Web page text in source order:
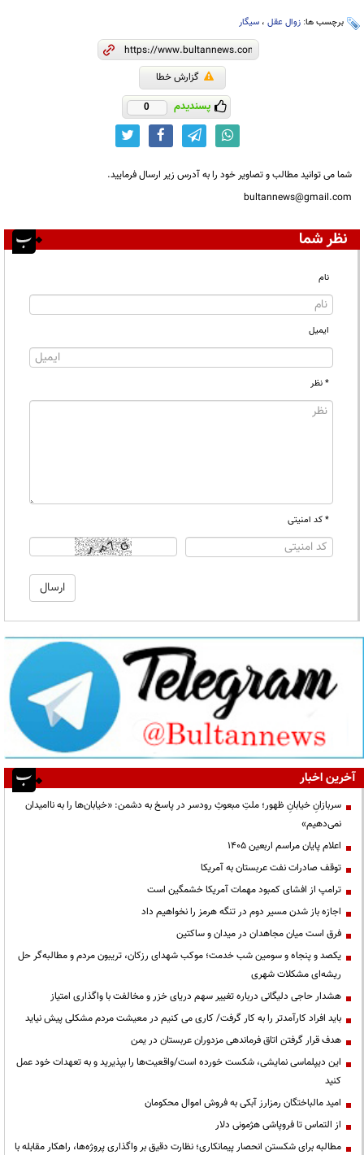
برچسب ها: زوال عقل ، سیگار
گزارش خطا
پسندیدم 0
شما می توانید مطالب و تصاویر خود را به آدرس زیر ارسال فرمایید.
bultannews@gmail.com
نظر شما
نام
ایمیل
* نظر
* کد امنیتی
آخرین اخبار
سربازانِ خیابانِ ظهور؛ ملتِ مبعوثِ رودسر در پاسخ به دشمن: «خیابان‌ها را به ناامیدان
نمی‌دهیم»
اعلام پایان مراسم اربعین ۱۴۰۵
توقف صادرات نفت عربستان به آمریکا
ترامپ از افشای کمبود مهمات آمریکا خشمگین است
اجازه باز شدن مسیر دوم در تنگه هرمز را نخواهیم داد
فرق است میان مجاهدان در میدان و ساکتین
یکصد و پنجاه و سومین شب خدمت؛ موکب شهدای رزکان، تریبون مردم و مطالبه‌گر حل
ریشه‌ای مشکلات شهری
هشدار حاجی دلیگانی درباره تغییر سهم دریای خزر و مخالفت با واگذاری امتیاز
باید افراد کارآمدتر را به کار گرفت/ کاری می کنیم در معیشت مردم مشکلی پیش نیاید
هدف قرار گرفتن اتاق‌ فرماندهی مزدوران عربستان در یمن
این دیپلماسی نمایشی، شکست خورده است/واقعیت‌ها را بپذیرید و به تعهدات خود عمل
کنید
امید مالباختگان رمزارز آبکی به فروش اموال محکومان
از التماس تا فروپاشی هژمونی دلار
مطالبه برای شکستن انحصار پیمانکاری؛ نظارت دقیق بر واگذاری پروژه‌ها، راهکار مقابله با